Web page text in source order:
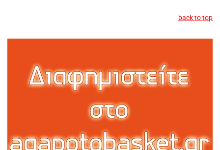
back to top